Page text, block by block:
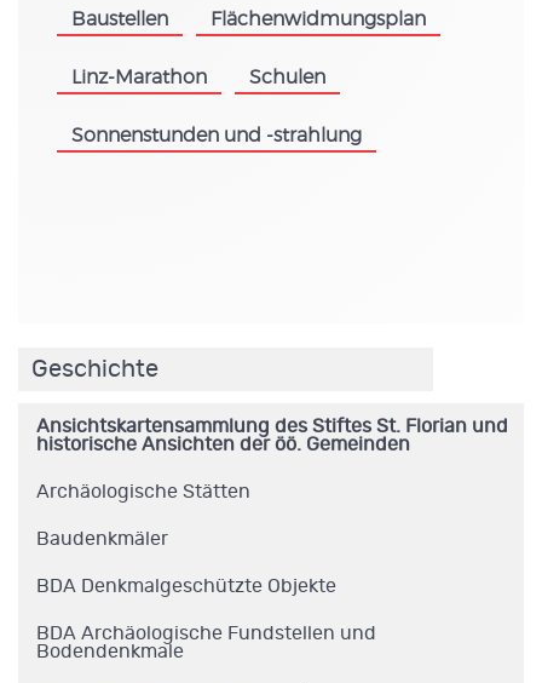
Baustellen Flächenwidmungsplan
Linz-Marathon Schulen
Sonnenstunden und -strahlung
Geschichte
Ansichtskartensammlung des Stiftes St. Florian und
historische Ansichten der öö. Gemeinden
Archäologische Stätten
Baudenkmäler
BDA Denkmalgeschützte Objekte
BDA Archäologische Fundstellen und
Bodendenkmale